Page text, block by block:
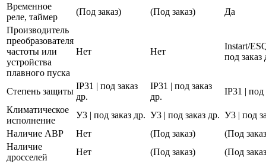
Временное
реле, таймер
(Под заказ) (Под заказ)
Да
Производитель
преобразователя
частоты или
устройства
плавного пуска
Нет Нет
Instart/
под заказ
Степень защиты
IP31 | под заказ
др.
IP31 | под заказ
др.
IP31 | под
Климатическое
исполнение
У3 | под заказ др. У3 | под заказ др. У3 | под
Наличие АВР
Нет (Под заказ)
(Под
Наличие
дросселей
Нет (Под заказ)
(Под